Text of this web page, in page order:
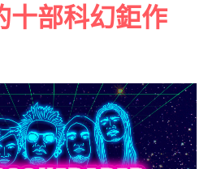
十部科幻鉅作